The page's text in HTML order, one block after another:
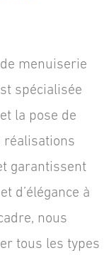
menuiserie
spécialisée
la pose de
réalisations
garantissent
d’élégance à
nous
tous les types